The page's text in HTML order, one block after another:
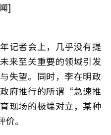
]
记者会上，几乎没有提
来至关重要的领域引发
失望。同时，李在明政
府推行的所谓“急速推
现场的极端对立，某种
。